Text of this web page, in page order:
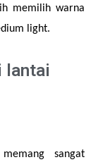
memilih warna
light.
lantai
sangat